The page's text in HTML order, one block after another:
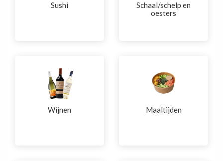
Sushi
Schaal/schelp en
oesters
Wijnen Maaltijden